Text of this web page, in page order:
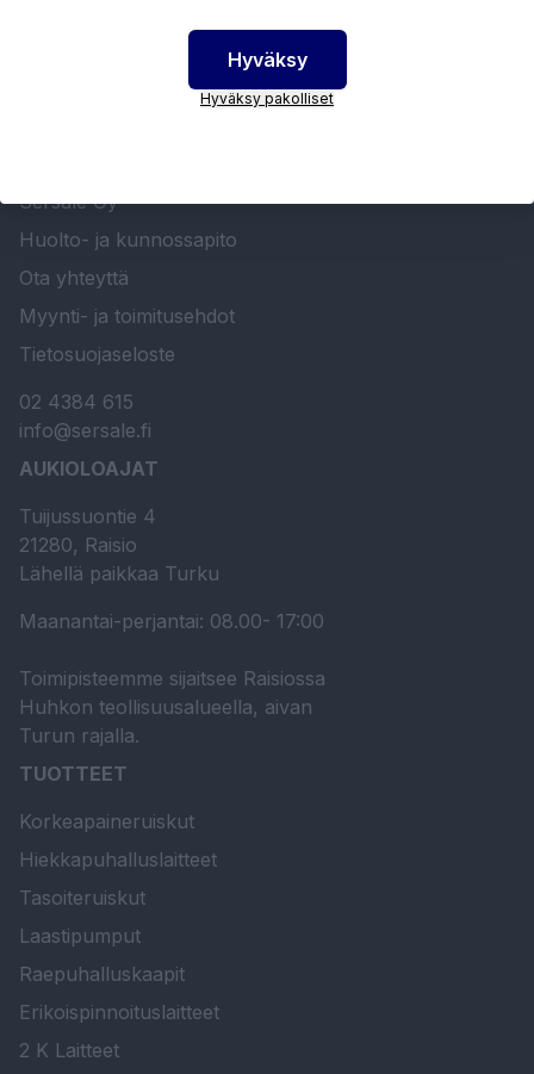
Sersale Oy
Huolto- ja kunnossapito
Ota yhteyttä
Myynti- ja toimitusehdot
Tietosuojaseloste
02 4384 615
info@sersale.fi
AUKIOLOAJAT
Tuijussuontie 4
21280, Raisio
Lähellä paikkaa Turku
Maanantai-perjantai: 08.00- 17:00
Toimipisteemme sijaitsee Raisiossa
Huhkon teollisuusalueella, aivan
Turun rajalla.
TUOTTEET
Korkeapaineruiskut
Hiekkapuhalluslaitteet
Tasoiteruiskut
Laastipumput
Raepuhalluskaapit
Erikoispinnoituslaitteet
2 K Laitteet
Hyväksy
Hyväksy pakolliset